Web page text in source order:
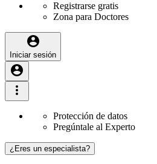
Registrarse gratis
Zona para Doctores
Iniciar sesión
Protección de datos
Pregúntale al Experto
¿Eres un especialista?